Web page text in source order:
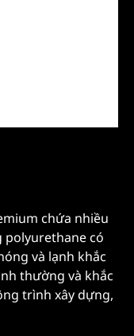
chứa nhiều
polyurethane có
và lạnh khắc
thường và khắc
trình xây dựng,